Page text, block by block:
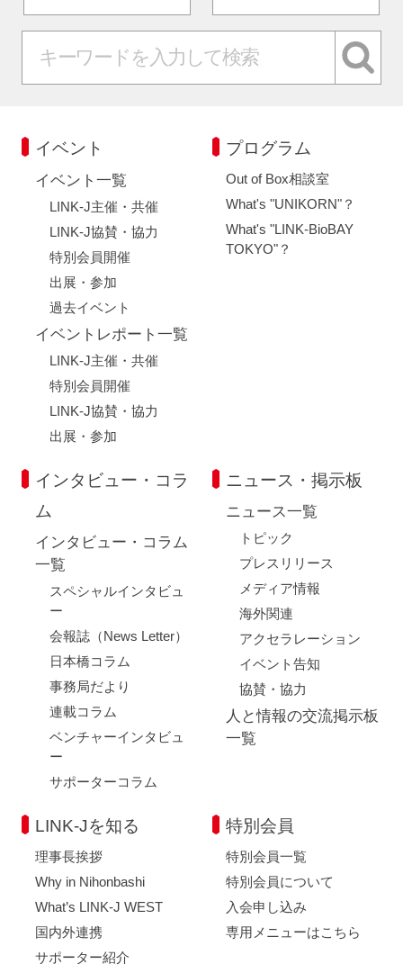
イベント
イベント一覧
LINK-J主催・共催
LINK-J協賛・協力
特別会員開催
出展・参加
過去イベント
イベントレポート一覧
LINK-J主催・共催
特別会員開催
LINK-J協賛・協力
出展・参加
プログラム
Out of Box相談室
What's "UNIKORN"？
What's "LINK-BioBAY
TOKYO"？
インタビュー・コラ
ム
インタビュー・コラム
一覧
スペシャルインタビュ
ー
会報誌（News Letter）
日本橋コラム
事務局だより
連載コラム
ベンチャーインタビュ
ー
サポーターコラム
ニュース・掲示板
ニュース一覧
トピック
プレスリリース
メディア情報
海外関連
アクセラレーション
イベント告知
協賛・協力
人と情報の交流掲示板
一覧
LINK-Jを知る
理事長挨拶
Why in Nihonbashi
What’s LINK-J WEST
国内外連携
サポーター紹介
特別会員
特別会員一覧
特別会員について
入会申し込み
専用メニューはこちら